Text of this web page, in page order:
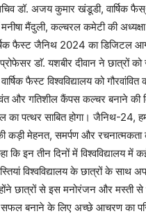
डॉ. अजय कुमार खंडूडी, वार्षिक
मैंदुली, कल्चरल कमेटी की
फैस्ट जैनिथ 2024 का डिजिटल
डाॅ. यशबीर दीवान ने छात्रों
फैस्ट विश्वविद्यालय को
और गतिशील कैंपस कल्चर बनाने की
का पत्थर साबित होगा। जैनिथ-24,
कड़ी मेहनत, समर्पण और रचनात्मकता
कि इन तीन दिनों में विश्वविद्यालय में
विश्वविद्यालय के छात्रों के साथ
छात्रों से इस मनोरंजन और मस्ती से
सफल बनाने के लिए अच्छे आचरण का